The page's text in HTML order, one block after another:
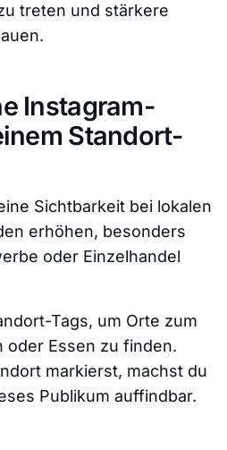
treten und stärkere
Instagram-
Standort-
Sichtbarkeit bei lokalen
erhöhen, besonders
oder Einzelhandel
Tags, um Orte zum
oder Essen zu finden.
markierst, machst du
Publikum auffindbar.